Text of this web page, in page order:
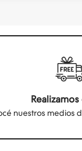
nuestros medios